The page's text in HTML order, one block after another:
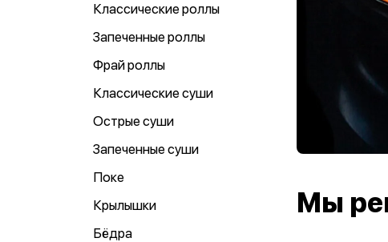
Классические роллы
Запеченные роллы
Фрай роллы
Классические суши
Острые суши
Запеченные суши
Поке
Крылышки
Бёдра
Мы